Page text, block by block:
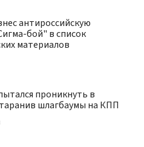
антироссийскую
бой" в список
материалов
проникнуть в
шлагбаумы на КПП